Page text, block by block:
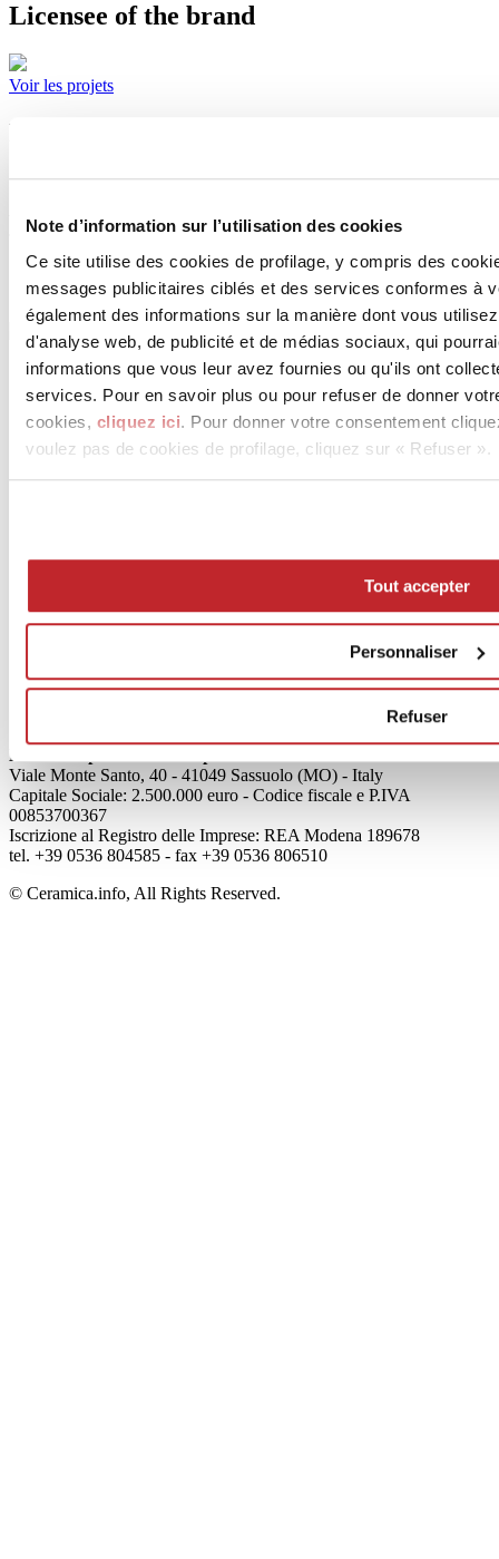
Note d’information sur l’utilisation des cookies
Ce site utilise des cookies de profilage, y compris des
messages publicitaires ciblés et des services conformes à
également des informations sur la manière dont vous
d'analyse web, de publicité et de médias sociaux, qui
informations que vous leur avez fournies ou qu'ils ont
services. Pour en savoir plus ou pour refuser de donner
cookies, cliquez ici. Pour donner votre consentement
voulez pas de cookies de profilage, cliquez sur « Refuser ».
Tout accepter
Personnaliser
Refuser
Licensee of the brand
Voir les projets
Produits de CERAMICHE GRAZIA
sélectionnée
aziende
Privacy
Cookie Policy
Edi.Cer S.p.a. Società unipersonale
Viale Monte Santo, 40 - 41049 Sassuolo (MO) - Italy
Capitale Sociale: 2.500.000 euro - Codice fiscale e P.IVA
00853700367
Iscrizione al Registro delle Imprese: REA Modena 189678
tel. +39 0536 804585 - fax +39 0536 806510
© Ceramica.info, All Rights Reserved.